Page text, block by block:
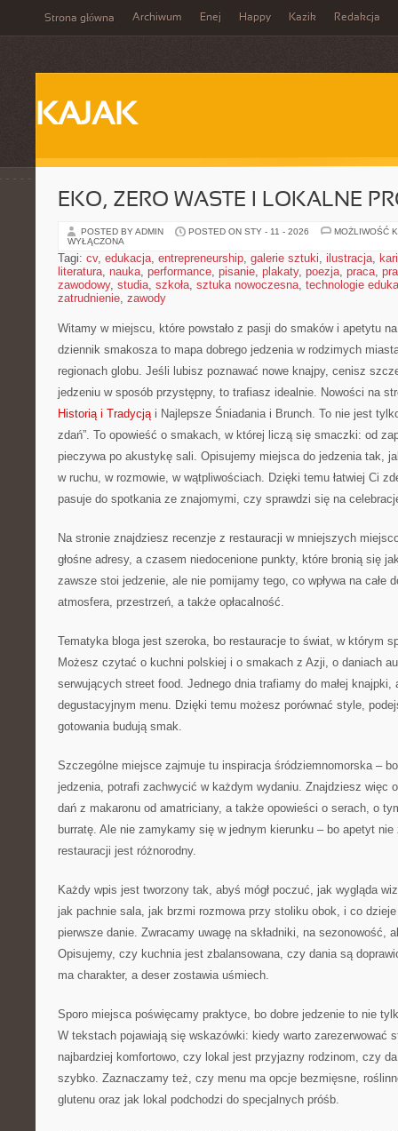
Strona główna Archiwum Enej Happy Kazik Redakcja
KAJAK
EKO, ZERO WASTE I LOKALNE
POSTED BY ADMIN POSTED ON STY - 11 - 2026
MOŻLIWOŚĆ
WYŁĄCZONA
Tagi: cv, edukacja, entrepreneurship, galerie sztuki, ilustracja,
literatura, nauka, performance, pisanie, plakaty, poezja, praca,
zawodowy, studia, szkoła, sztuka nowoczesna, technologie
zatrudnienie, zawody
Witamy w miejscu, które powstało z pasji do smaków i apetytu
dziennik smakosza to mapa dobrego jedzenia w rodzimych
regionach globu. Jeśli lubisz poznawać nowe knajpy, cenisz
jedzeniu w sposób przystępny, to trafiasz idealnie. Nowości na
Historią i Tradycjąi Najlepsze Śniadania i Brunch. To nie jest
zdań”. To opowieść o smakach, w której liczą się smaczki: od
pieczywa po akustykę sali. Opisujemy miejsca do jedzenia tak,
w ruchu, w rozmowie, w wątpliwościach. Dzięki temu łatwiej Ci
pasuje do spotkania ze znajomymi, czy sprawdzi się na
Na stronie znajdziesz recenzje z restauracji w mniejszych
głośne adresy, a czasem niedocenione punkty, które bronią się
zawsze stoi jedzenie, ale nie pomijamy tego, co wpływa na całe
atmosfera, przestrzeń, a także opłacalność.
Tematyka bloga jest szeroka, bo restauracje to świat, w którym
Możesz czytać o kuchni polskiej i o smakach z Azji, o daniach
serwujących street food. Jednego dnia trafiamy do małej knajpki,
degustacyjnym menu. Dzięki temu możesz porównać style,
gotowania budują smak.
Szczególne miejsce zajmuje tu inspiracja śródziemnomorska –
jedzenia, potrafi zachwycić w każdym wydaniu. Znajdziesz więc
dań z makaronu od amatriciany, a także opowieści o serach, o
burratę. Ale nie zamykamy się w jednym kierunku – bo apetyt
restauracji jest różnorodny.
Każdy wpis jest tworzony tak, abyś mógł poczuć, jak wygląda
jak pachnie sala, jak brzmi rozmowa przy stoliku obok, i co
pierwsze danie. Zwracamy uwagę na składniki, na sezonowość,
Opisujemy, czy kuchnia jest zbalansowana, czy dania są
ma charakter, a deser zostawia uśmiech.
Sporo miejsca poświęcamy praktyce, bo dobre jedzenie to nie
W tekstach pojawiają się wskazówki: kiedy warto zarezerwować
najbardziej komfortowo, czy lokal jest przyjazny rodzinom, czy
szybko. Zaznaczamy też, czy menu ma opcje bezmięsne,
glutenu oraz jak lokal podchodzi do specjalnych próśb.